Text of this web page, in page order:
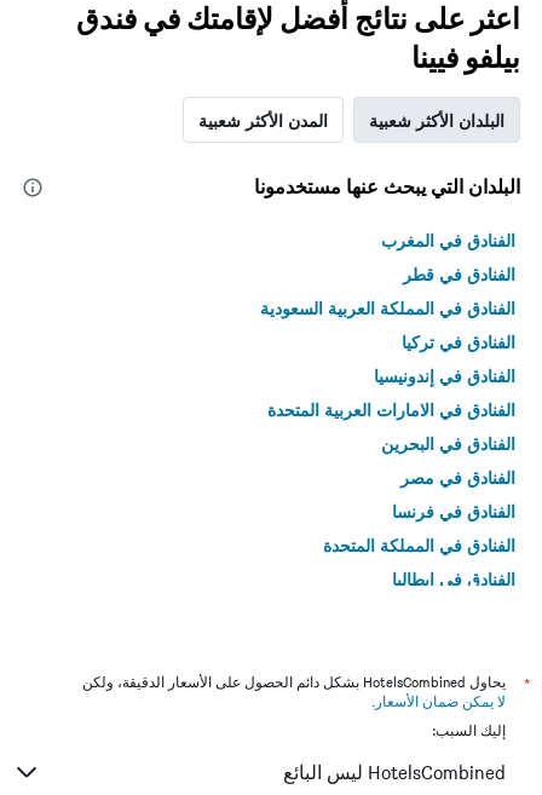
اعثر على نتائج أفضل لإقامتك في فندق
بيلفو فيينا
البلدان الأكثر شعبية المدن الأكثر شعبية
البلدان التي يبحث عنها مستخدمونا
الفنادق في المغرب
الفنادق في قطر
الفنادق في المملكة العربية السعودية
الفنادق في تركيا
الفنادق في إندونيسيا
الفنادق في الامارات العربية المتحدة
الفنادق في البحرين
الفنادق في مصر
الفنادق في فرنسا
الفنادق في المملكة المتحدة
الفنادق في إيطاليا
*
يحاول HotelsCombined بشكل دائم الحصول على الأسعار الدقيقة، ولكن
لا يمكن ضمان الأسعار .
إليك السبب:
HotelsCombined ليس البائع